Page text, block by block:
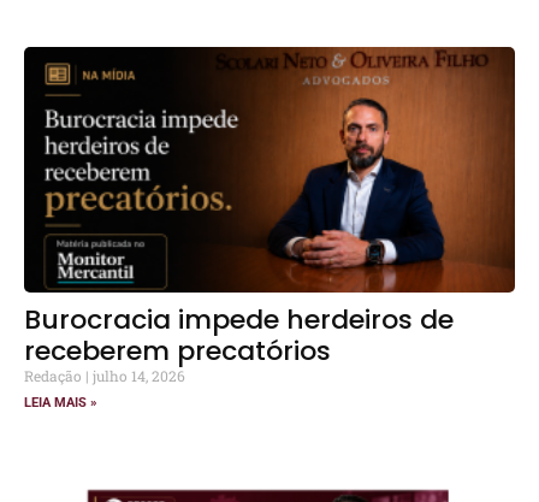
Burocracia impede herdeiros de
receberem precatórios
Redação julho 14, 2026
LEIA MAIS »